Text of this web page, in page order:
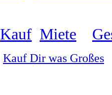
Kauf Miete
Kauf Dir was Großes